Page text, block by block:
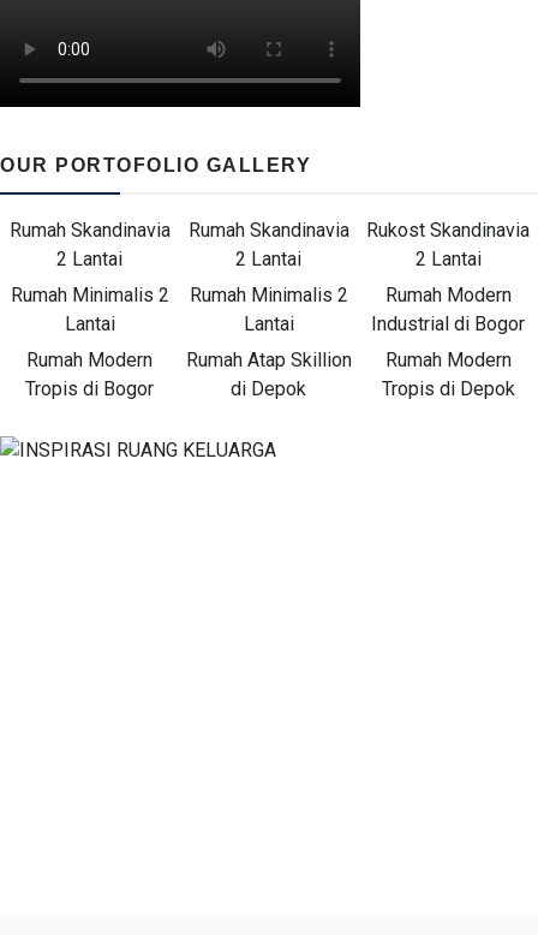
OUR PORTOFOLIO GALLERY
Rumah Skandinavia
2 Lantai
Rumah Skandinavia
2 Lantai
Rukost Skandinavia
2 Lantai
Rumah Minimalis 2
Lantai
Rumah Minimalis 2
Lantai
Rumah Modern
Industrial di Bogor
Rumah Modern
Tropis di Bogor
Rumah Atap Skillion
di Depok
Rumah Modern
Tropis di Depok